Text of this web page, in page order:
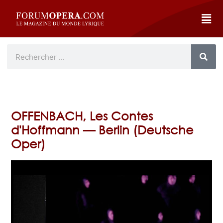
OFFENBACH, Les Contes
d'Hoffmann — Berlin (Deutsche
Oper)